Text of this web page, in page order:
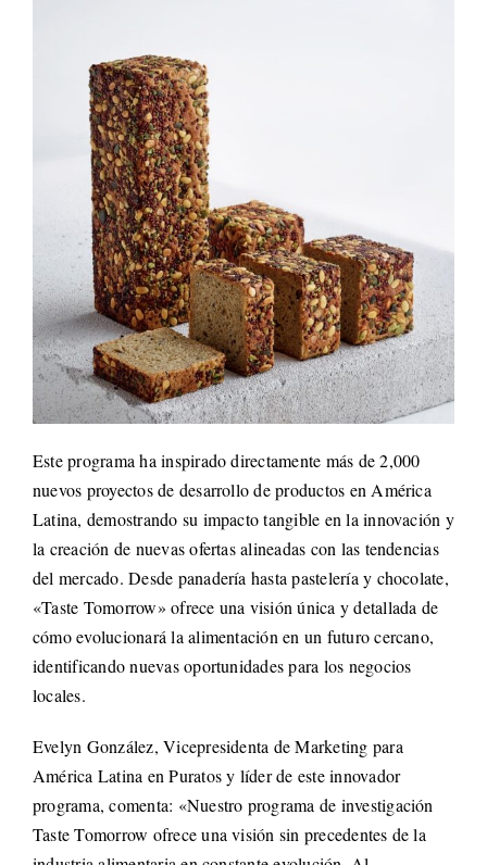
Este programa ha inspirado directamente más de 2,000
nuevos proyectos de desarrollo de productos en América
Latina, demostrando su impacto tangible en la innovación y
la creación de nuevas ofertas alineadas con las tendencias
del mercado. Desde panadería hasta pastelería y chocolate,
«Taste Tomorrow» ofrece una visión única y detallada de
cómo evolucionará la alimentación en un futuro cercano,
identificando nuevas oportunidades para los negocios
locales.
Evelyn González, Vicepresidenta de Marketing para
América Latina en Puratos y líder de este innovador
programa, comenta: «Nuestro programa de investigación
Taste Tomorrow ofrece una visión sin precedentes de la